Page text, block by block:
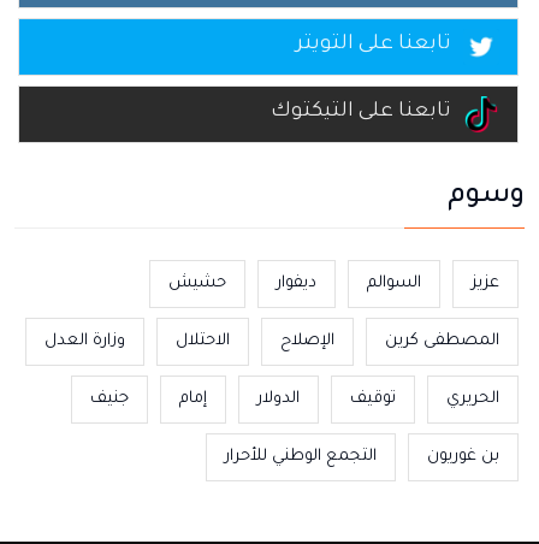
تابعنا على التويتر
تابعنا على التيكتوك
وسوم
عزيز السوالم ديفوار حشيش
المصطفى كرين الإصلاح الاحتلال وزارة العدل
الحريري توقيف الدولار إمام جنيف
بن غوريون التجمع الوطني للأحرار